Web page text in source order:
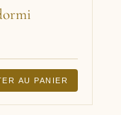
AU PANIER